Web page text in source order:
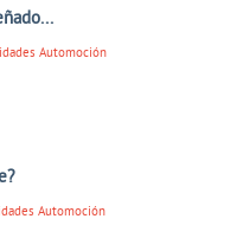
Automoción
Automoción